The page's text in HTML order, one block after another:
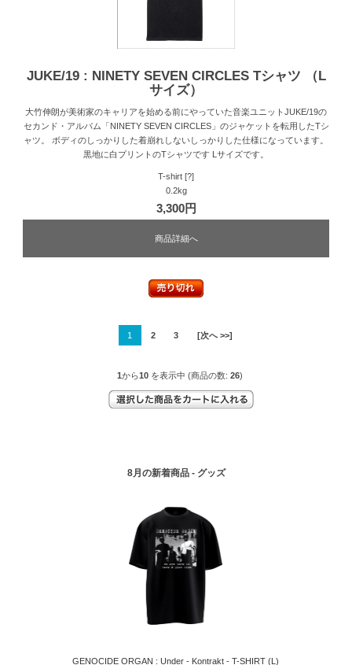
JUKE/19 : NINETY SEVEN CIRCLES Tシャツ （L
サイズ）
大竹伸朗が美術家のキャリアを始める前にやっていた音楽ユニットJUKE/19の
セカンド・アルバム「NINETY SEVEN CIRCLES」のジャケットを転用したTシ
ャツ。 ボディのしっかりした着崩れしないしっかりした仕様になっています。
黒地に白プリントのTシャツです Lサイズです。
T-shirt [?]
0.2kg
3,300円
商品詳細へ
1 2 3 [次へ >>]
1 から10 を表示中 (商品の数: 26)
8月の新着商品 - グッズ
GENOCIDE ORGAN : Under - Kontrakt - T-SHIRT (L)